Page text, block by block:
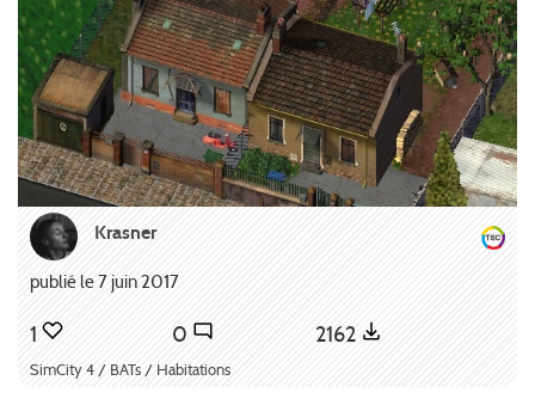
Krasner
publié le 7 juin 2017
1 0 2162
SimCity 4 / BATs / Habitations